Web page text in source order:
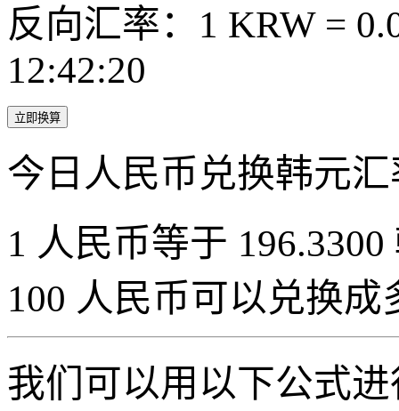
反向汇率：1 KRW =
12:42:20
立即换算
今日人民币兑换韩元
1 人民币等于
100 人民币可以兑换成
我们可以用以下公式